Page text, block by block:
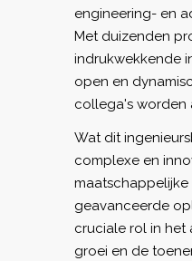
engineering- en
Met duizenden
indrukwekkende
open en
collega's worden
Wat dit
complexe en
geavanceerde
cruciale rol in het
groei en de